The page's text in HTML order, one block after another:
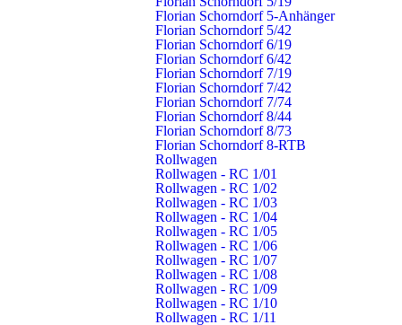
Florian Schorndorf 5-Anhänger
Florian Schorndorf 5/42
Florian Schorndorf 6/19
Florian Schorndorf 6/42
Florian Schorndorf 7/19
Florian Schorndorf 7/42
Florian Schorndorf 7/74
Florian Schorndorf 8/44
Florian Schorndorf 8/73
Florian Schorndorf 8-RTB
Rollwagen
Rollwagen - RC 1/01
Rollwagen - RC 1/02
Rollwagen - RC 1/03
Rollwagen - RC 1/04
Rollwagen - RC 1/05
Rollwagen - RC 1/06
Rollwagen - RC 1/07
Rollwagen - RC 1/08
Rollwagen - RC 1/09
Rollwagen - RC 1/10
Rollwagen - RC 1/11
Kevin Wild, Achim Auwärter und Benjamin Aurenz erhielten das
Feuerwehrleistungs-Abzeichen in Bronze überreicht.
Ähnliche Nachrichten
Erfolgreicher Motor­ketten­sägen­lehr­gang
Sicheres Sägen im Einsatz
Donnerstag, 29. Februar 2024, 20.24 Uhr